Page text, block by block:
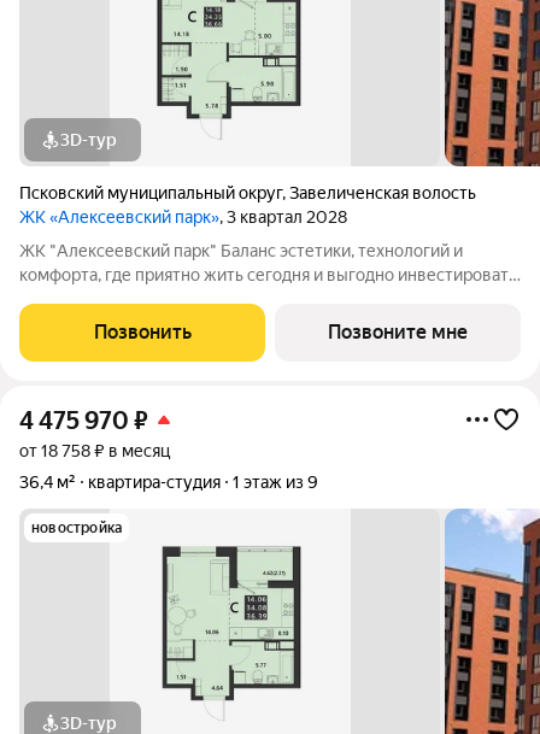
3D-тур
Псковский муниципальный округ,Завеличенская волость
ЖК «Алексеевский парк», 3 квартал 2028
ЖК "Алексеевский парк" Баланс эстетики, технологий и
комфорта, где приятно жить сегодня и выгодно инвестировать
современный проект комфорт класса в развивающемся
районе дальнего Завеличья. Дом выполнен в
Позвонить Позвоните мне
4 475 970 ₽
от 18 758 ₽ в месяц
36,4 м²
квартира-студия 1 этаж из 9
новостройка
3D-тур